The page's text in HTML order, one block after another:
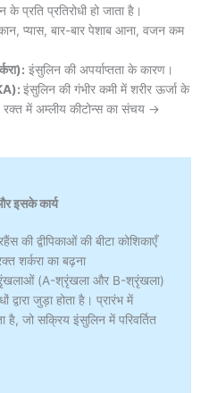
के प्रति प्रतिरोधी हो जाता है।
प्यास, बार-बार पेशाब आना, वजन कम
इंसुलिन की अपर्याप्तता के कारण।
इंसुलिन की गंभीर कमी में शरीर ऊर्जा के
रक्त में अम्लीय कीटोन्स का संचय →
इसके कार्य
की द्वीपिकाओं की बीटा कोशिकाएँ
शर्करा का बढ़ना
(A-श्रृंखला और B-श्रृंखला)
जुड़ा होता है। प्रारंभ में
है, जो सक्रिय इंसुलिन में परिवर्तित